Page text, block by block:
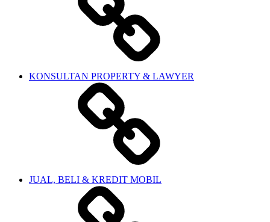
KONSULTAN PROPERTY & LAWYER
JUAL, BELI & KREDIT MOBIL